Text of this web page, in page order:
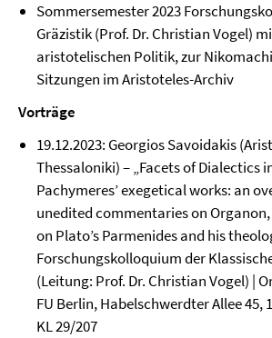
Sommersemester 2023
Gräzistik (Prof. Dr. Christian Vogel)
aristotelischen Politik, zur
Sitzungen im Aristoteles-Archiv
Vorträge
19.12.2023: Georgios Savoidakis
Thessaloniki) – „Facets of Dialectics
Pachymeres’ exegetical works: an
unedited commentaries on
on Plato’s Parmenides and his
Forschungskolloquium der
(Leitung: Prof. Dr. Christian Vogel) |
FU Berlin, Habelschwerdter Allee 45,
KL 29/207